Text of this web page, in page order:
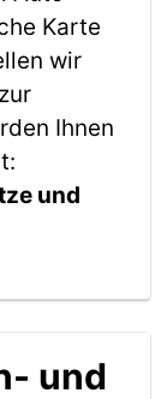
Karte
wir
Ihnen
und
und